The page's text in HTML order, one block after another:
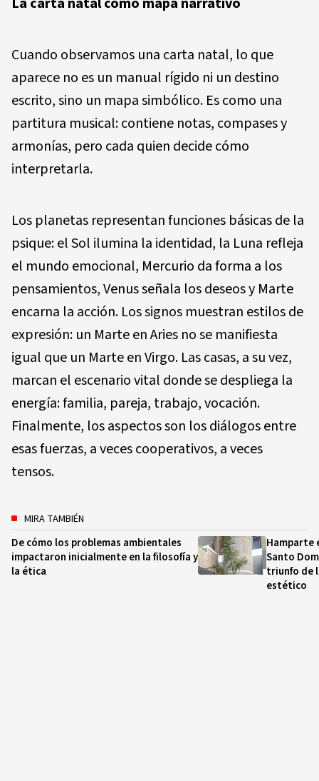
Cuando observamos una carta natal, lo que
aparece no es un manual rígido ni un destino
escrito, sino un mapa simbólico. Es como una
partitura musical: contiene notas, compases y
armonías, pero cada quien decide cómo
interpretarla.
Los planetas representan funciones básicas de la
psique: el Sol ilumina la identidad, la Luna refleja
el mundo emocional, Mercurio da forma a los
pensamientos, Venus señala los deseos y Marte
encarna la acción. Los signos muestran estilos de
expresión: un Marte en Aries no se manifiesta
igual que un Marte en Virgo. Las casas, a su vez,
marcan el escenario vital donde se despliega la
energía: familia, pareja, trabajo, vocación.
Finalmente, los aspectos son los diálogos entre
esas fuerzas, a veces cooperativos, a veces
tensos.
MIRA TAMBIÉN
De cómo los problemas ambientales
impactaron inicialmente en la filosofía y
la ética
Hamparte
Santo
triunfo de
estético